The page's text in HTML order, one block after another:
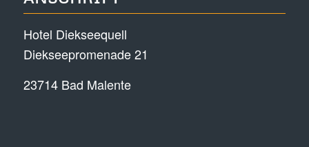
Hotel Diekseequell
Diekseepromenade 21
23714 Bad Malente